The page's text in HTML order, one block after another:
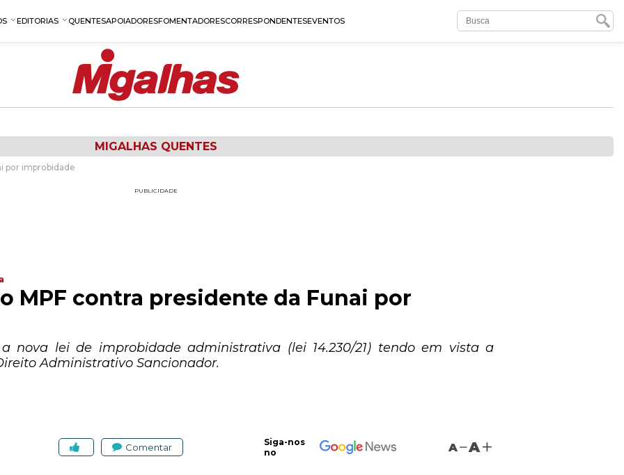
EDITORIAS QUENTESAPOIADORESFOMENTADORESCORRESPONDENTESEVENTOS
MIGALHAS QUENTES
por improbidade
PUBLICIDADE
MPF contra presidente da Funai por
nova lei de improbidade administrativa (lei 14.230/21) tendo em vista a
Administrativo Sancionador.
Comentar
Siga-nos
no
A A